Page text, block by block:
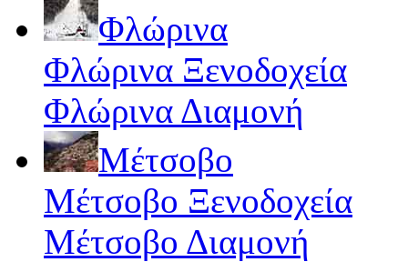
Φλώρινα
Φλώρινα Ξενοδοχεία
Φλώρινα Διαμονή
Μέτσοβο
Μέτσοβο Ξενοδοχεία
Μέτσοβο Διαμονή